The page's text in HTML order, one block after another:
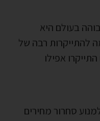
בעולם היא
להתייקרות רבה של
אפילו
סחרור מחירים